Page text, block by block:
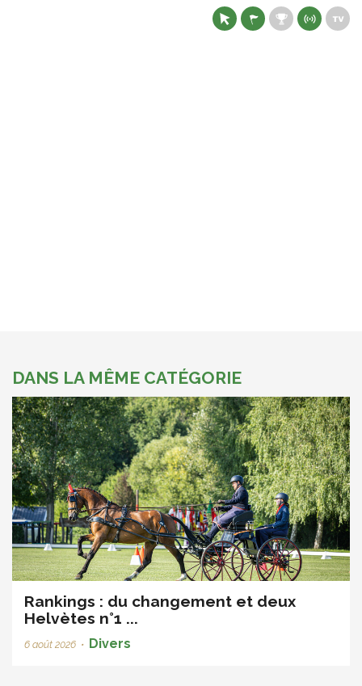
DANS LA MÊME CATÉGORIE
Rankings : du changement et deux
Helvètes n°1 ...
6 août 2026 • Divers